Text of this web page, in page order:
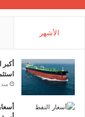
الأشهر